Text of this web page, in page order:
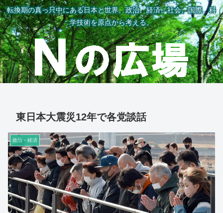
転換期の真っ只中にある日本と世界。政治、経済、社会、国際、科
学技術を原点から考える。
東日本大震災12年で各党談話
政治・経済